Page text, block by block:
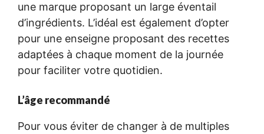
une marque proposant un large éventail
d’ingrédients. L’idéal est également d’opter
pour une enseigne proposant des recettes
adaptées à chaque moment de la journée
pour faciliter votre quotidien.
L’âge recommandé
Pour vous éviter de changer à de multiples